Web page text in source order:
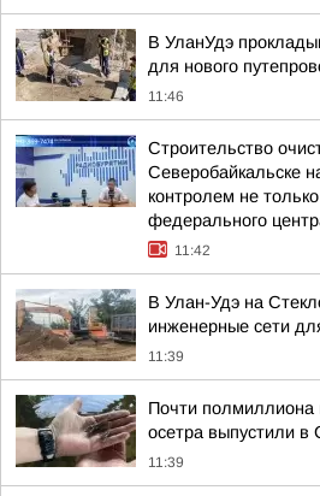
В УланУдэ
для нового
11:46
Строительство
Северобайкальске
контролем не
федерального
11:42
В Улан-Удэ на
инженерные сети
11:39
Почти полмиллиона
осетра выпустили в
11:39